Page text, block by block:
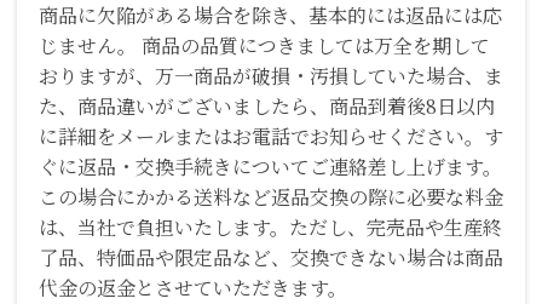
商品に欠陥がある場合を除き、基本的には返品には応
じません。 商品の品質につきましては万全を期して
おりますが、万一商品が破損・汚損していた場合、ま
た、商品違いがございましたら、商品到着後8日以内
に詳細をメールまたはお電話でお知らせください。す
ぐに返品・交換手続きについてご連絡差し上げます。
この場合にかかる送料など返品交換の際に必要な料金
は、当社で負担いたします。ただし、完売品や生産終
了品、特価品や限定品など、交換できない場合は商品
代金の返金とさせていただきます。